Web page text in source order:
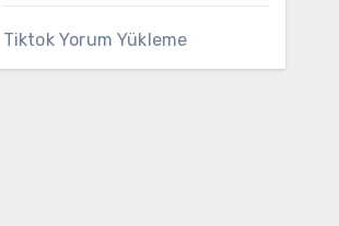
Tiktok Yorum Yükleme